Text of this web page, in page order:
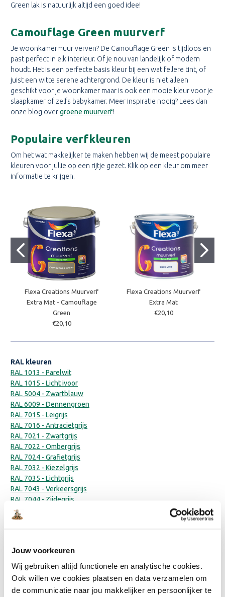
Jouw voorkeuren
Wij gebruiken altijd functionele en analytische cookies.
Ook willen we cookies plaatsen en data verzamelen om
de communicatie naar jou makkelijker en persoonlijker te
Green lak is natuurlijk altijd een goed idee!
Camouflage Green muurverf
Je woonkamermuur verven? De Camouflage Green is tijdloos en
past perfect in elk interieur. Of je nou van landelijk of modern
houdt. Het is een perfecte basis kleur bij een wat fellere tint, of
juist een witte serene achtergrond. De kleur is niet alleen
geschikt voor je woonkamer maar is ook een mooie kleur voor je
slaapkamer of zelfs babykamer. Meer inspiratie nodig? Lees dan
onze blog overgroene muurverf!
Populaire verfkleuren
Om het wat makkelijker te maken hebben wij de meest populaire
kleuren voor jullie op een rijtje gezet. Klik op een kleur om meer
informatie te krijgen.
Flexa Creations Muurverf
Extra Mat - Camouflage
Green
€20,10
Flexa Creations Muurverf
Extra Mat
€20,10
RAL kleuren
RAL 1013 - Parelwit
RAL 1015 - Licht ivoor
RAL 5004 - Zwartblauw
RAL 6009 - Dennengroen
RAL 7015 - Leigrijs
RAL 7016 - Antracietgrijs
RAL 7021 - Zwartgrijs
RAL 7022 - Ombergrijs
RAL 7024 - Grafietgrijs
RAL 7032 - Kiezelgrijs
RAL 7035 - Lichtgrijs
RAL 7043 - Verkeersgrijs
RAL 7044 - Zijdegrijs
RAL 7047 - Telegrijs 4
RAL 8022 - Zwartbruin
RAL 9003 - Signaalwit
RAL 9004 - Signaalzwart
RAL 9011- Grafietzwart